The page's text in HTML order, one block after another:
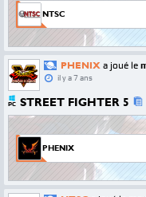
NTSC
PHENIX a joué le
il y a 7 ans
PC STREET FIGHTER 5
PHENIX